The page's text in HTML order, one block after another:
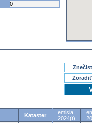
0
Kataster
emisia
2024(t)